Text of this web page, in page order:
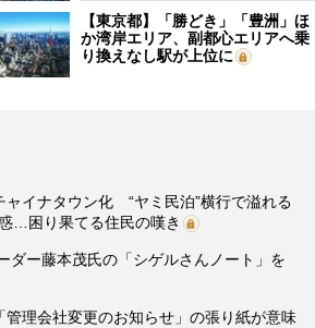
【東京都】「勝どき」「豊洲」ほ
か湾岸エリア、副都心エリアへ乗
り換えなし駅が上位に
ャイナタウン化 “ヤミ民泊”横行で溢れる
惑…困り果てる住民の嘆き
ダー藤本茂氏の「シゲルさんノート」を
管理会社変更のお知らせ」の張り紙が意味